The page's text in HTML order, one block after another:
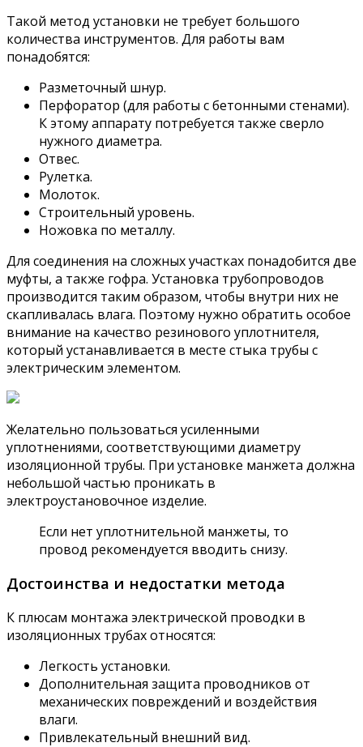
Такой метод установки не требует большого
количества инструментов. Для работы вам
понадобятся:
Разметочный шнур.
Перфоратор (для работы с бетонными стенами).
К этому аппарату потребуется также сверло
нужного диаметра.
Отвес.
Рулетка.
Молоток.
Строительный уровень.
Ножовка по металлу.
Для соединения на сложных участках понадобится две
муфты, а также гофра. Установка трубопроводов
производится таким образом, чтобы внутри них не
скапливалась влага. Поэтому нужно обратить особое
внимание на качество резинового уплотнителя,
который устанавливается в месте стыка трубы с
электрическим элементом.
Желательно пользоваться усиленными
уплотнениями, соответствующими диаметру
изоляционной трубы. При установке манжета должна
небольшой частью проникать в
электроустановочное изделие.
Если нет уплотнительной манжеты, то
провод рекомендуется вводить снизу.
Достоинства и недостатки метода
К плюсам монтажа электрической проводки в
изоляционных трубах относятся:
Легкость установки.
Дополнительная защита проводников от
механических повреждений и воздействия
влаги.
Привлекательный внешний вид.